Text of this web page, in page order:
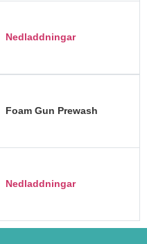
Nedladdningar
Foam Gun Prewash
Nedladdningar